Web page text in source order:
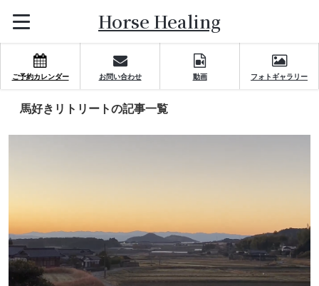
Horse Healing
ご予約カレンダー お問い合わせ 動画 フォトギャラリー
馬好きリトリートの記事一覧